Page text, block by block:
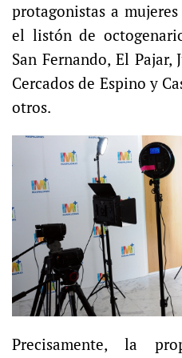
protagonistas a
el listón de
San Fernando, El Pajar,
Cercados de Espino y
otros.
Precisamente, la